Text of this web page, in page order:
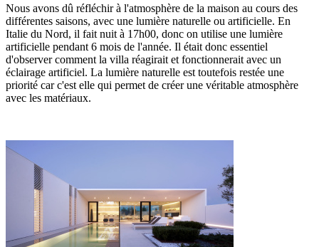
Nous avons dû réfléchir à l'atmosphère de la maison au cours des
différentes saisons, avec une lumière naturelle ou artificielle. En
Italie du Nord, il fait nuit à 17h00, donc on utilise une lumière
artificielle pendant 6 mois de l'année. Il était donc essentiel
d'observer comment la villa réagirait et fonctionnerait avec un
éclairage artificiel. La lumière naturelle est toutefois restée une
priorité car c'est elle qui permet de créer une véritable atmosphère
avec les matériaux.